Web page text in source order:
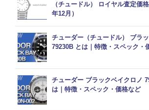
（チュードル） ロイヤル査定価
年12月）
チューダー（チュードル） ブラ
79230B とは｜特徴・スペック・
チューダー ブラックベイクロノ
は｜特徴・スペック・価格など